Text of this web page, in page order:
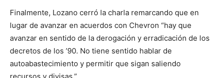
Finalmente, Lozano cerró la charla remarcando que en
lugar de avanzar en acuerdos con Chevron “hay que
avanzar en sentido de la derogación y erradicación de los
decretos de los ’90. No tiene sentido hablar de
autoabastecimiento y permitir que sigan saliendo